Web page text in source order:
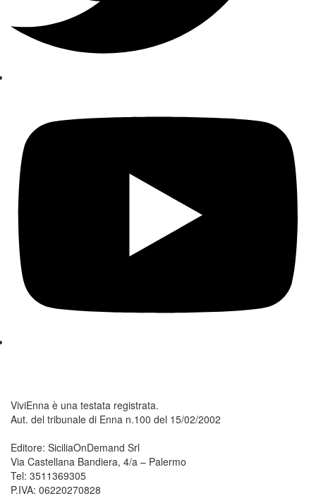
ViviEnna è una testata registrata.
Aut. del tribunale di Enna n.100 del 15/02/2002
Editore: SiciliaOnDemand Srl
Via Castellana Bandiera, 4/a – Palermo
Tel: 3511369305
P.IVA: 06220270828